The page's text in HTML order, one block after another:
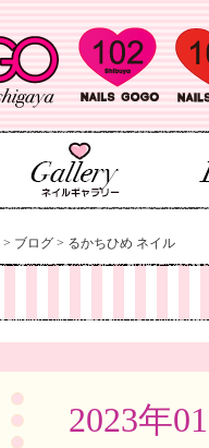
> ブログ > るかちひめ ネイル
2023年